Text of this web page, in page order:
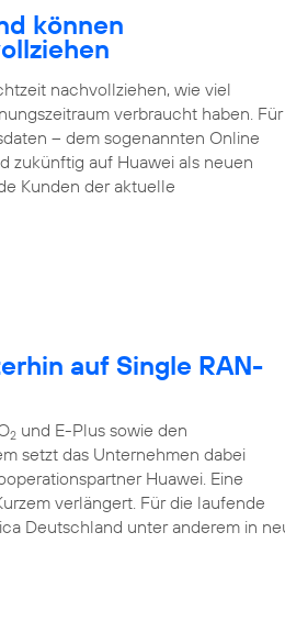
können
nachvollziehen, wie viel
verbraucht haben. Für
– dem sogenannten Online
zukünftig auf Huawei als neuen
Kunden der aktuelle
auf Single RAN-
2 und E-Plus sowie den
setzt das Unternehmen dabei
Huawei. Eine
verlängert. Für die laufende
Deutschland unter anderem in